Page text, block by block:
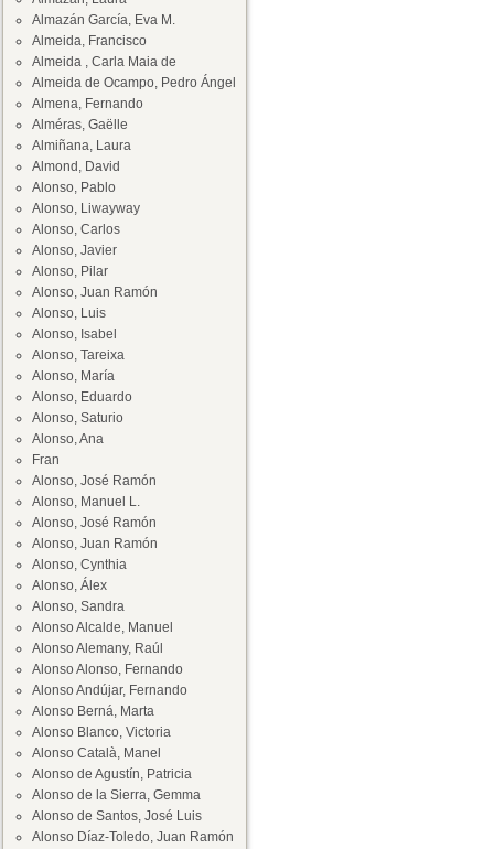
Almazán García, Eva M.
Almeida, Francisco
Almeida , Carla Maia de
Almeida de Ocampo, Pedro Ángel
Almena, Fernando
Alméras, Gaëlle
Almiñana, Laura
Almond, David
Alonso, Pablo
Alonso, Liwayway
Alonso, Carlos
Alonso, Javier
Alonso, Pilar
Alonso, Juan Ramón
Alonso, Luis
Alonso, Isabel
Alonso, Tareixa
Alonso, María
Alonso, Eduardo
Alonso, Saturio
Alonso, Ana
Fran
Alonso, José Ramón
Alonso, Manuel L.
Alonso, José Ramón
Alonso, Juan Ramón
Alonso, Cynthia
Alonso, Álex
Alonso, Sandra
Alonso Alcalde, Manuel
Alonso Alemany, Raúl
Alonso Alonso, Fernando
Alonso Andújar, Fernando
Alonso Berná, Marta
Alonso Blanco, Victoria
Alonso Català, Manel
Alonso de Agustín, Patricia
Alonso de la Sierra, Gemma
Alonso de Santos, José Luis
Alonso Díaz-Toledo, Juan Ramón